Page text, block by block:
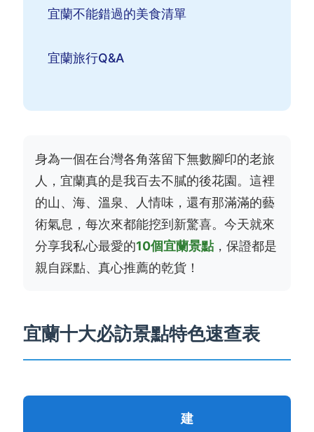
宜蘭不能錯過的美食清單
宜蘭旅行Q&A
身為一個在台灣各角落留下無數腳印的老旅
人，宜蘭真的是我百去不膩的後花園。這裡
的山、海、溫泉、人情味，還有那滿滿的藝
術氣息，每次來都能挖到新驚喜。今天就來
分享我私心最愛的10個宜蘭景點 ，保證都是
親自踩點、真心推薦的乾貨！
宜蘭十大必訪景點特色速查表
建